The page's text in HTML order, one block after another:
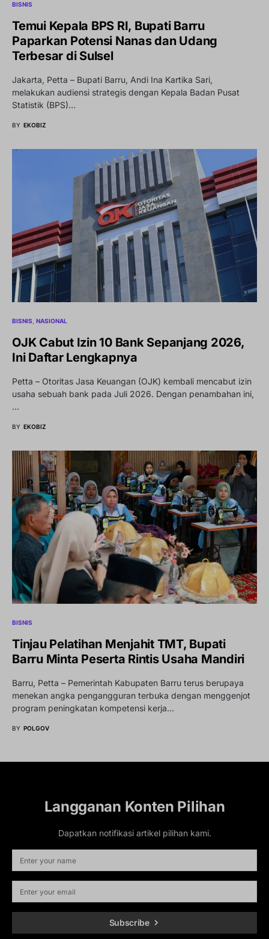
BISNIS
Temui Kepala BPS RI, Bupati Barru
Paparkan Potensi Nanas dan Udang
Terbesar di Sulsel
Jakarta, Petta – Bupati Barru, Andi Ina Kartika Sari,
melakukan audiensi strategis dengan Kepala Badan Pusat
Statistik (BPS)…
BY EKOBIZ
BISNIS NASIONAL
OJK Cabut Izin 10 Bank Sepanjang 2026,
Ini Daftar Lengkapnya
Petta – Otoritas Jasa Keuangan (OJK) kembali mencabut izin
usaha sebuah bank pada Juli 2026. Dengan penambahan ini,
…
BY EKOBIZ
BISNIS
Tinjau Pelatihan Menjahit TMT, Bupati
Barru Minta Peserta Rintis Usaha Mandiri
Barru, Petta – Pemerintah Kabupaten Barru terus berupaya
menekan angka pengangguran terbuka dengan menggenjot
program peningkatan kompetensi kerja…
BY POLGOV
Langganan Konten Pilihan
Dapatkan notifikasi artikel pilihan kami.
Subscribe